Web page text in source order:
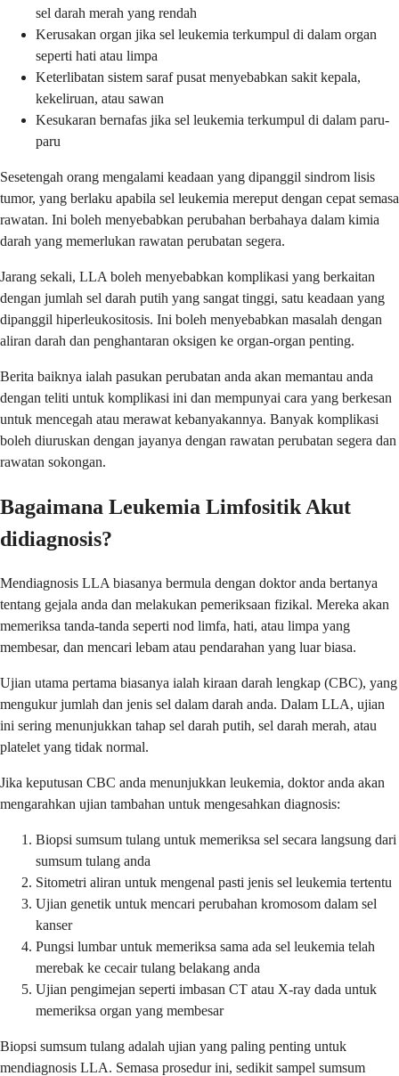
sel darah merah yang rendah
Kerusakan organ jika sel leukemia terkumpul di dalam organ
seperti hati atau limpa
Keterlibatan sistem saraf pusat menyebabkan sakit kepala,
kekeliruan, atau sawan
Kesukaran bernafas jika sel leukemia terkumpul di dalam paru-
paru
Sesetengah orang mengalami keadaan yang dipanggil sindrom lisis
tumor, yang berlaku apabila sel leukemia mereput dengan cepat semasa
rawatan. Ini boleh menyebabkan perubahan berbahaya dalam kimia
darah yang memerlukan rawatan perubatan segera.
Jarang sekali, LLA boleh menyebabkan komplikasi yang berkaitan
dengan jumlah sel darah putih yang sangat tinggi, satu keadaan yang
dipanggil hiperleukositosis. Ini boleh menyebabkan masalah dengan
aliran darah dan penghantaran oksigen ke organ-organ penting.
Berita baiknya ialah pasukan perubatan anda akan memantau anda
dengan teliti untuk komplikasi ini dan mempunyai cara yang berkesan
untuk mencegah atau merawat kebanyakannya. Banyak komplikasi
boleh diuruskan dengan jayanya dengan rawatan perubatan segera dan
rawatan sokongan.
Bagaimana Leukemia Limfositik Akut
didiagnosis?
Mendiagnosis LLA biasanya bermula dengan doktor anda bertanya
tentang gejala anda dan melakukan pemeriksaan fizikal. Mereka akan
memeriksa tanda-tanda seperti nod limfa, hati, atau limpa yang
membesar, dan mencari lebam atau pendarahan yang luar biasa.
Ujian utama pertama biasanya ialah kiraan darah lengkap (CBC), yang
mengukur jumlah dan jenis sel dalam darah anda. Dalam LLA, ujian
ini sering menunjukkan tahap sel darah putih, sel darah merah, atau
platelet yang tidak normal.
Jika keputusan CBC anda menunjukkan leukemia, doktor anda akan
mengarahkan ujian tambahan untuk mengesahkan diagnosis:
Biopsi sumsum tulang untuk memeriksa sel secara langsung dari
sumsum tulang anda
Sitometri aliran untuk mengenal pasti jenis sel leukemia tertentu
Ujian genetik untuk mencari perubahan kromosom dalam sel
kanser
Pungsi lumbar untuk memeriksa sama ada sel leukemia telah
merebak ke cecair tulang belakang anda
Ujian pengimejan seperti imbasan CT atau X-ray dada untuk
memeriksa organ yang membesar
Biopsi sumsum tulang adalah ujian yang paling penting untuk
mendiagnosis LLA. Semasa prosedur ini, sedikit sampel sumsum